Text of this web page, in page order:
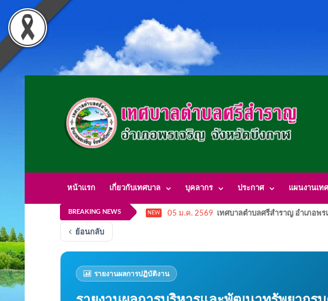
หน้าแรก เกี่ยวกับเทศบาล บุคลากร ประกาศ แผนงานเท
BREAKING NEWS NEW 05 ม.ค. 2569 เทศบาลตำบลศรีสำราญ อำเภอพ
ย้อนกลับ
รายงานผลการปฏิบัติงาน